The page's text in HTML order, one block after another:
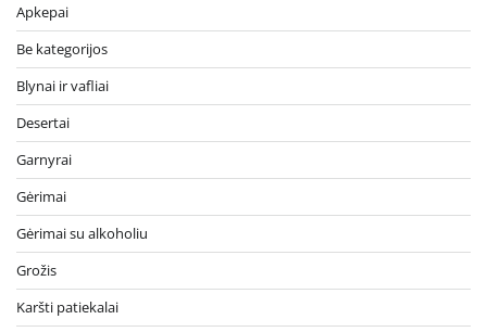
Apkepai
Be kategorijos
Blynai ir vafliai
Desertai
Garnyrai
Gėrimai
Gėrimai su alkoholiu
Grožis
Karšti patiekalai